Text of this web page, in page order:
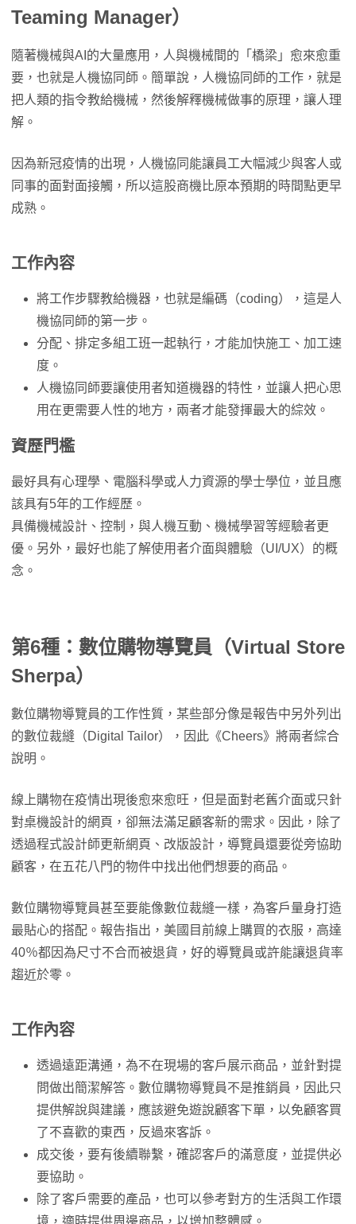
Teaming Manager）
隨著機械與AI的大量應用，人與機械間的「橋梁」愈來愈重
要，也就是人機協同師。簡單說，人機協同師的工作，就是
把人類的指令教給機械，然後解釋機械做事的原理，讓人理
解。
因為新冠疫情的出現，人機協同能讓員工大幅減少與客人或
同事的面對面接觸，所以這股商機比原本預期的時間點更早
成熟。
工作內容
將工作步驟教給機器，也就是編碼（coding），這是人
機協同師的第一步。
分配、排定多組工班一起執行，才能加快施工、加工速
度。
人機協同師要讓使用者知道機器的特性，並讓人把心思
用在更需要人性的地方，兩者才能發揮最大的綜效。
資歷門檻
最好具有心理學、電腦科學或人力資源的學士學位，並且應
該具有5年的工作經歷。
具備機械設計、控制，與人機互動、機械學習等經驗者更
優。另外，最好也能了解使用者介面與體驗（UI/UX）的概
念。
第6種：數位購物導覽員（Virtual Store
Sherpa）
數位購物導覽員的工作性質，某些部分像是報告中另外列出
的數位裁縫（Digital Tailor），因此《Cheers》將兩者綜合
說明。
線上購物在疫情出現後愈來愈旺，但是面對老舊介面或只針
對桌機設計的網頁，卻無法滿足顧客新的需求。因此，除了
透過程式設計師更新網頁、改版設計，導覽員還要從旁協助
顧客，在五花八門的物件中找出他們想要的商品。
數位購物導覽員甚至要能像數位裁縫一樣，為客戶量身打造
最貼心的搭配。報告指出，美國目前線上購買的衣服，高達
40％都因為尺寸不合而被退貨，好的導覽員或許能讓退貨率
趨近於零。
工作內容
透過遠距溝通，為不在現場的客戶展示商品，並針對提
問做出簡潔解答。數位購物導覽員不是推銷員，因此只
提供解說與建議，應該避免遊說顧客下單，以免顧客買
了不喜歡的東西，反過來客訴。
成交後，要有後續聯繫，確認客戶的滿意度，並提供必
要協助。
除了客戶需要的產品，也可以參考對方的生活與工作環
境，適時提供周邊商品，以增加整體感。